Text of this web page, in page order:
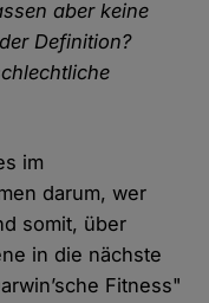
aber keine
Definition?
im
darum, wer
somit, über
in die nächste
Fitness"